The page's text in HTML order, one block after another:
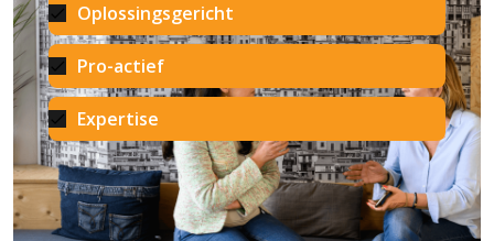
Oplossingsgericht
Pro-actief
Expertise